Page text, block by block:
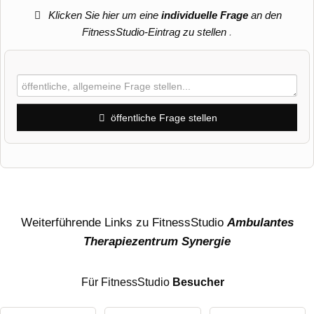
Klicken Sie hier um eineindividuelle Frage an den
FitnessStudio-Eintrag zu stellen .
öffentliche Frage stellen
Weiterführende Links zu FitnessStudioAmbulantes
Therapiezentrum Synergie
Für FitnessStudio Besucher